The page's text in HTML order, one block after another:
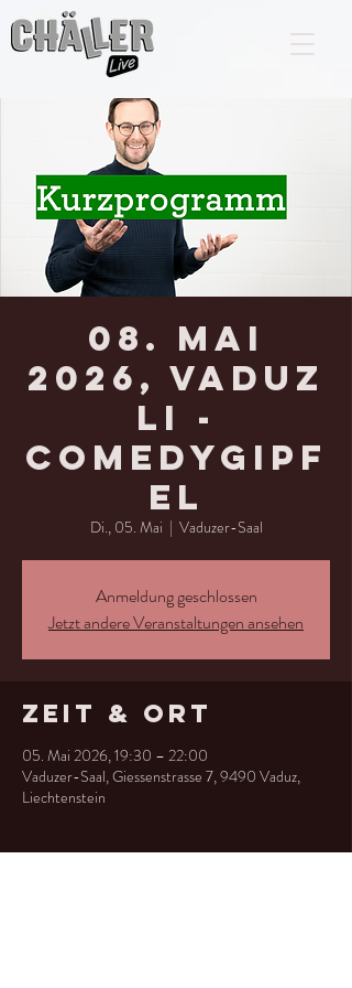
08. MAI
2026, VADUZ
LI -
Comedygipf
el
Di., 05. Mai
  |
Vaduzer-Saal
Anmeldung geschlossen
Jetzt andere Veranstaltungen ansehen
Zeit & Ort
05. Mai 2026, 19:30 – 22:00
Vaduzer-Saal, Giessenstrasse 7, 9490 Vaduz,
Liechtenstein